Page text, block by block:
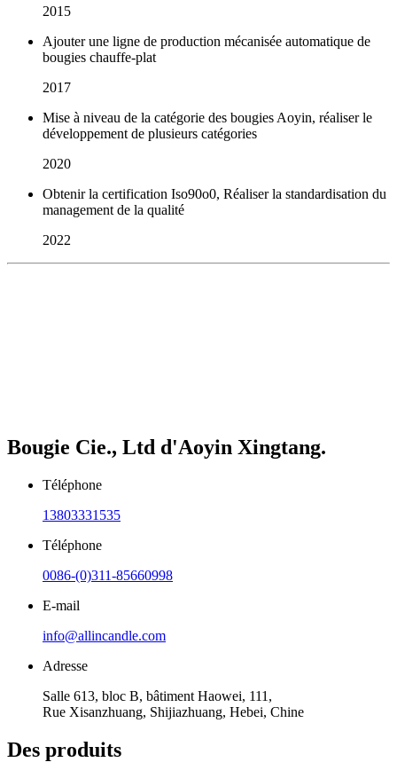
2015
Ajouter une ligne de production mécanisée automatique de
bougies chauffe-plat
2017
Mise à niveau de la catégorie des bougies Aoyin, réaliser le
développement de plusieurs catégories
2020
Obtenir la certification Iso90o0, Réaliser la standardisation du
management de la qualité
2022
Bougie Cie., Ltd d'Aoyin Xingtang.
Téléphone
13803331535
Téléphone
0086-(0)311-85660998
E-mail
info@allincandle.com
Adresse
Salle 613, bloc B, bâtiment Haowei, 111,
Rue Xisanzhuang, Shijiazhuang, Hebei, Chine
Des produits